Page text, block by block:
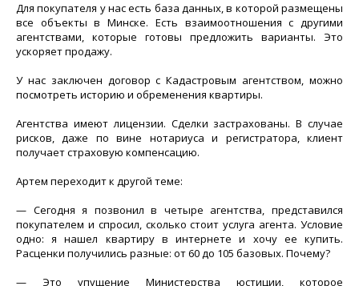
Для покупателя у нас есть база данных, в которой размещены
все объекты в Минске. Есть взаимоотношения с другими
агентствами, которые готовы предложить варианты. Это
ускоряет продажу.
У нас заключен договор с Кадастровым агентством, можно
посмотреть историю и обременения квартиры.
Агентства имеют лицензии. Сделки застрахованы. В случае
рисков, даже по вине нотариуса и регистратора, клиент
получает страховую компенсацию.
Артем переходит к другой теме:
— Сегодня я позвонил в четыре агентства, представился
покупателем и спросил, сколько стоит услуга агента. Условие
одно: я нашел квартиру в интернете и хочу ее купить.
Расценки получились разные: от 60 до 105 базовых. Почему?
— Это упущение Министерства юстиции, которое